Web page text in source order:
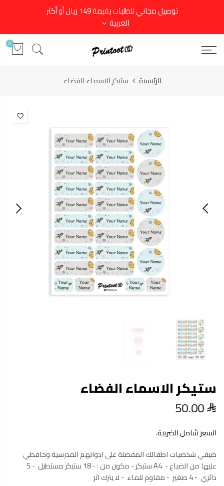
توصيل مجاني للطلبات بقيمة 149 ريال أو أكثر
العربية
0
الرئيسية ستيكر الاسماء الفضاء
ستيكر الاسماء الفضاء
50.00
السعر شامل الضريبة.
ضيفي شخصيات اطفالك المفضلة على ادواتهم المدرسية وحافظي
عليها من الضياع - A4 ستيكر - مكون من : - 18 ستيكر مستطيل - 5
دائري - 4 صغير - مقاوم للماء - لا يترك اثر